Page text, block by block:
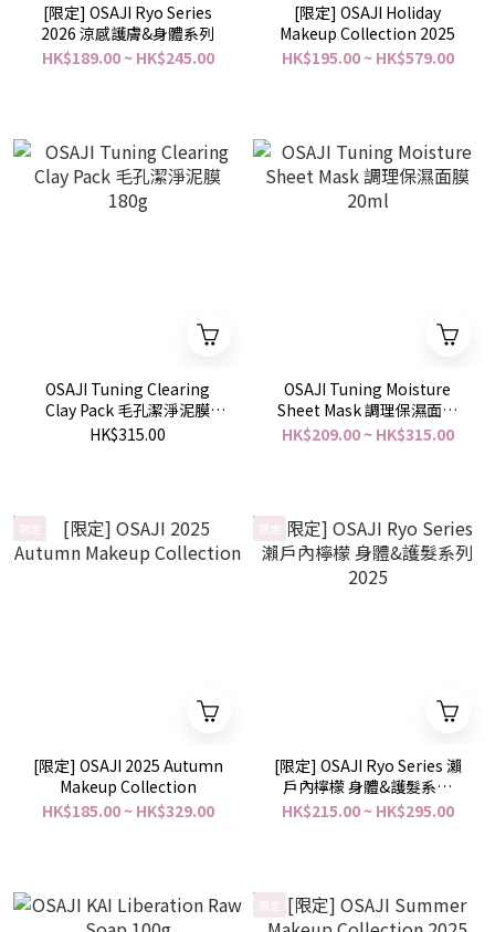
[限定] OSAJI Ryo Series
2026 涼感護膚&身體系列
HK$189.00 ~ HK$245.00
[限定] OSAJI Holiday
Makeup Collection 2025
HK$195.00 ~ HK$579.00
OSAJI Tuning Clearing
Clay Pack 毛孔潔淨泥膜
180g
HK$315.00
OSAJI Tuning Moisture
Sheet Mask 調理保濕面膜
20ml
HK$209.00 ~ HK$315.00
[限定] OSAJI 2025 Autumn
Makeup Collection
HK$185.00 ~ HK$329.00
[限定] OSAJI Ryo Series 瀨
戶內檸檬 身體&護髮系列
2025
HK$215.00 ~ HK$295.00